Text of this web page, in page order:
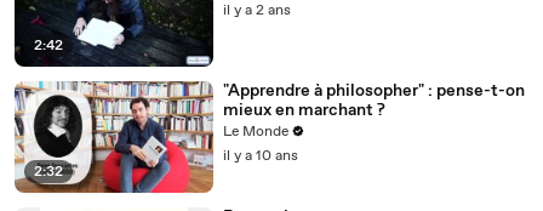
2:42
il y a 2 ans
2:32
"Apprendre à philosopher" : pense-t-on
mieux en marchant ?
Le Monde
il y a 10 ans